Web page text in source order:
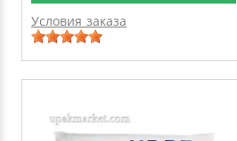
Условия заказа